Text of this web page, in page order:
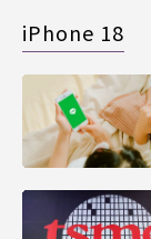
iPhone 18